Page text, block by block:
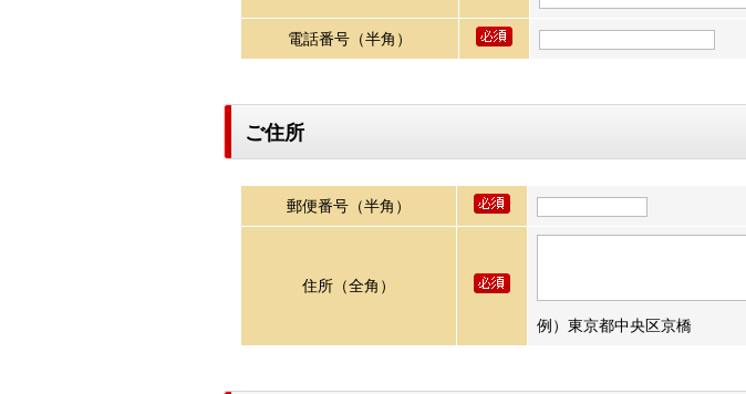
電話番号（半角）
ご住所
郵便番号（半角）
住所（全角）
例）東京都中央区京橋